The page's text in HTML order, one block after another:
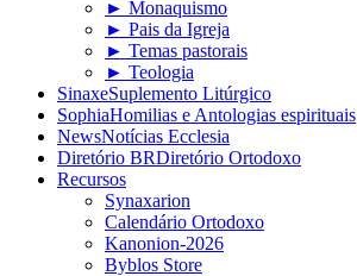
► Monaquismo
► Pais da Igreja
► Temas pastorais
► Teologia
SinaxeSuplemento Litúrgico
SophiaHomilias e Antologias espirituais
NewsNotícias Ecclesia
Diretório BRDiretório Ortodoxo
Recursos
Synaxarion
Calendário Ortodoxo
Kanonion-2026
Byblos Store